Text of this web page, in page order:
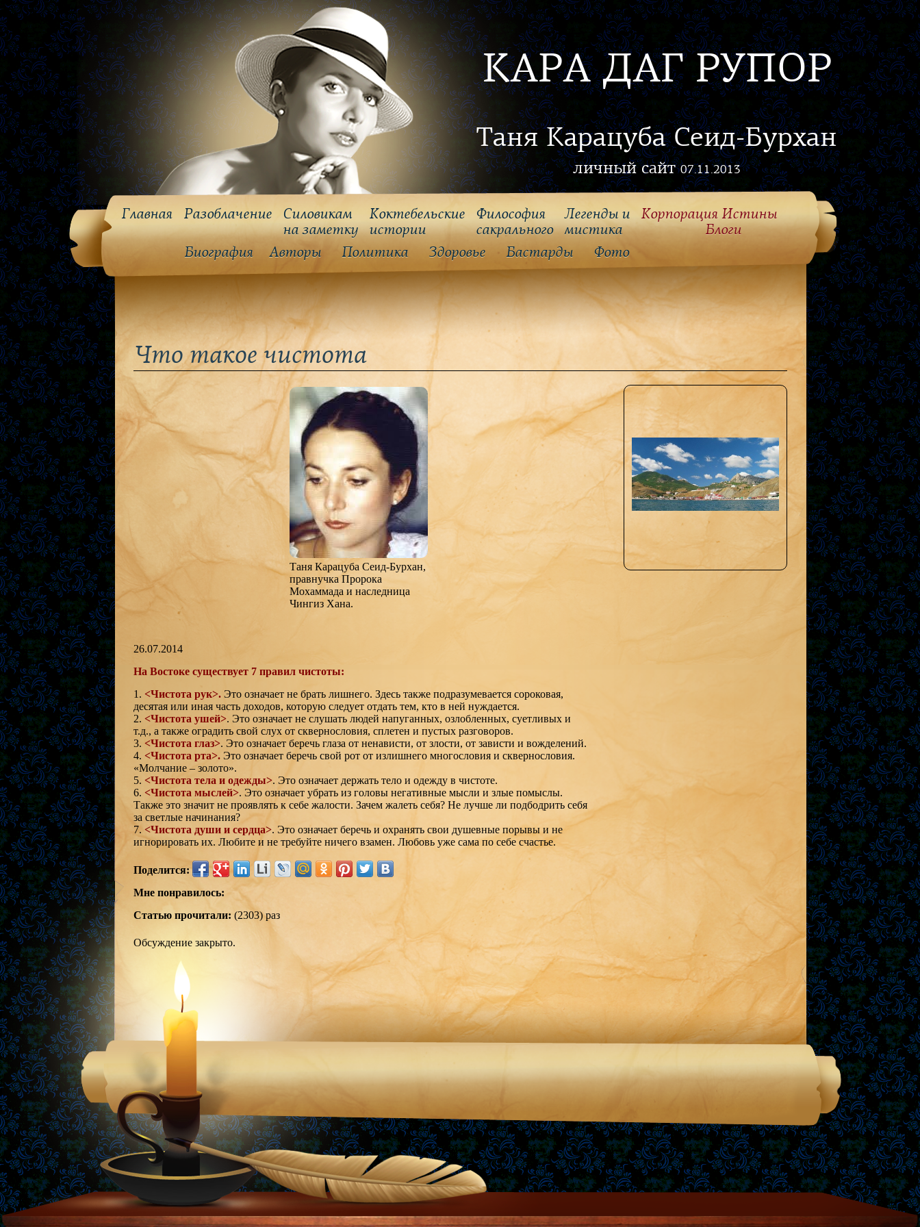
КАРА ДАГ РУПОР
Таня Карацуба Сеид-Бурхан
личный сайт07.11.2013
Главная Разоблачение
Силовикам
на заметку
Коктебельские
истории
Философия
cакрального
Легенды и
мистика
Корпорация Истины
Блоги
Биография
Авторы Политика Здоровье Бастарды Фото
Что такое чистота
Таня Карацуба Сеид-Бурхан,
правнучка Пророка
Мохаммада и наследница
Чингиз Хана.
26.07.2014
На Востоке существует 7 правил чистоты:
1. <Чистота рук>. Это означает не брать лишнего. Здесь также подразумевается сороковая,
десятая или иная часть доходов, которую следует отдать тем, кто в ней нуждается.
2. <Чистота ушей>. Это означает не слушать людей напуганных, озлобленных, суетливых и
т.д., а также оградить свой слух от сквернословия, сплетен и пустых разговоров.
3. <Чистота глаз>. Это означает беречь глаза от ненависти, от злости, от зависти и вожделений.
4. <Чистота рта>.Это означает беречь свой рот от излишнего многословия и сквернословия.
«Молчание – золото».
5. <Чистота тела и одежды>. Это означает держать тело и одежду в чистоте.
6. <Чистота мыслей>. Это означает убрать из головы негативные мысли и злые помыслы.
Также это значит не проявлять к себе жалости. Зачем жалеть себя? Не лучше ли подбодрить себя
за светлые начинания?
7. <Чистота души и сердца>. Это означает беречь и охранять свои душевные порывы и не
игнорировать их. Любите и не требуйте ничего взамен. Любовь уже сама по себе счастье.
Поделится:
Мне понравилось:
Статью прочитали: (2303) раз
Обсуждение закрыто.